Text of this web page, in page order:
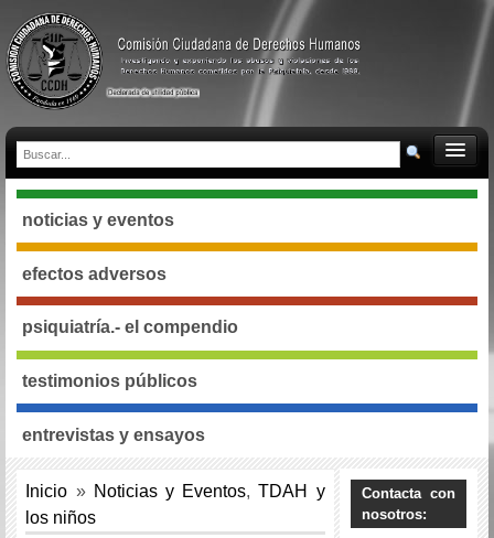
noticias y eventos
efectos adversos
psiquiatría.- el compendio
testimonios públicos
entrevistas y ensayos
Inicio » Noticias y Eventos,TDAH y
los niños
Contacta con
nosotros: